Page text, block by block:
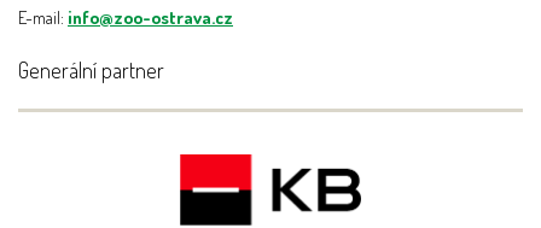
E-mail: info@zoo-ostrava.cz
Generální partner